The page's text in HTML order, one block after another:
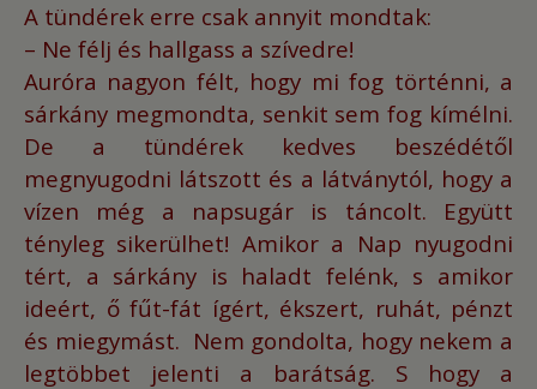
A tündérek erre csak annyit mondtak:
– Ne félj és hallgass a szívedre!
Auróra nagyon félt, hogy mi fog történni, a
sárkány megmondta, senkit sem fog kímélni.
De a tündérek kedves beszédétől
megnyugodni látszott és a látványtól, hogy a
vízen még a napsugár is táncolt. Együtt
tényleg sikerülhet! Amikor a Nap nyugodni
tért, a sárkány is haladt felénk, s amikor
ideért, ő fűt-fát ígért, ékszert, ruhát, pénzt
és miegymást. Nem gondolta, hogy nekem a
legtöbbet jelenti a barátság. S hogy a